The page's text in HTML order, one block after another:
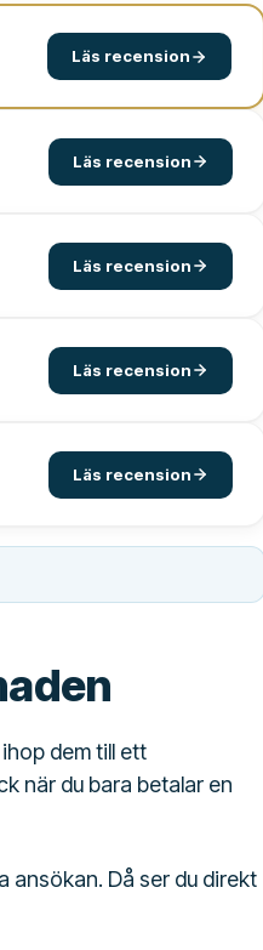
Läs recension
Läs recension
Läs recension
Läs recension
Läs recension
dem till ett
när du bara betalar en
ansökan. Då ser du direkt